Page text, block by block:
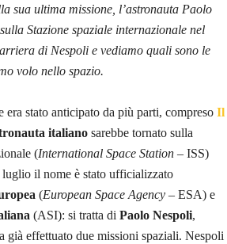
sua ultima missione, l’astronauta Paolo
Stazione spaziale internazionale nel
di Nespoli e vediamo quali sono le
volo nello spazio.
era stato anticipato da più parti, compreso Il
italiano sarebbe tornato sulla
(International Space Station – ISS)
il nome è stato ufficializzato
(European Space Agency – ESA) e
(ASI): si tratta di Paolo Nespoli,
già effettuato due missioni spaziali. Nespoli